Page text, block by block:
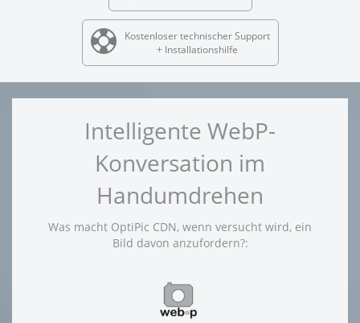
Kostenloser technischer Support
+ Installationshilfe
Intelligente WebP-
Konversation im
Handumdrehen
Was macht OptiPic CDN, wenn versucht wird, ein
Bild davon anzufordern?: